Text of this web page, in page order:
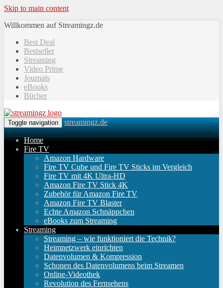
Skip to main content
Willkommen auf Streamingz.de
Best Deal
Bestseller
Streaming
Video Prime
Journals
eBooks
Bücher
Toggle navigation streamingz.de
Home
Fire TV
Amazon Hardware
Fire TV Cube und Fire TV Sticks im Vergleich
Fire TV mit 4K Ultra-HD
Amazon Fire TV Stick 4K
Zubehör für Amazon Fire TV
Amazon Fire TV Blaster
Echte Amazon Schnäppchen
eBooks zum Streaming
Streaming
Streaming – wie funktioniert die Technik?
Heimnetzwerk einrichten
Datenvolumen & Kompression
Schonen des Datenvolumens beim Streamen
Online-Videothek
Revolution des Fernsehens